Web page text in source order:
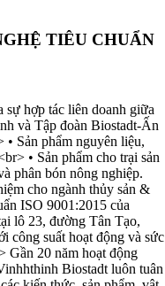
TIÊU CHUẨN
hợp tác liên doanh giữa
và Tập đoàn Biostadt-Ấn
Sản phẩm nguyên liệu,
• Sản phẩm cho trại sản
phân bón nông nghiệp.
cho ngành thủy sản &
ISO 9001:2015 của
lô 23, đường Tân Tạo,
suất hoạt động và sức
Gần 20 năm hoạt động
Biostadt luôn tuân